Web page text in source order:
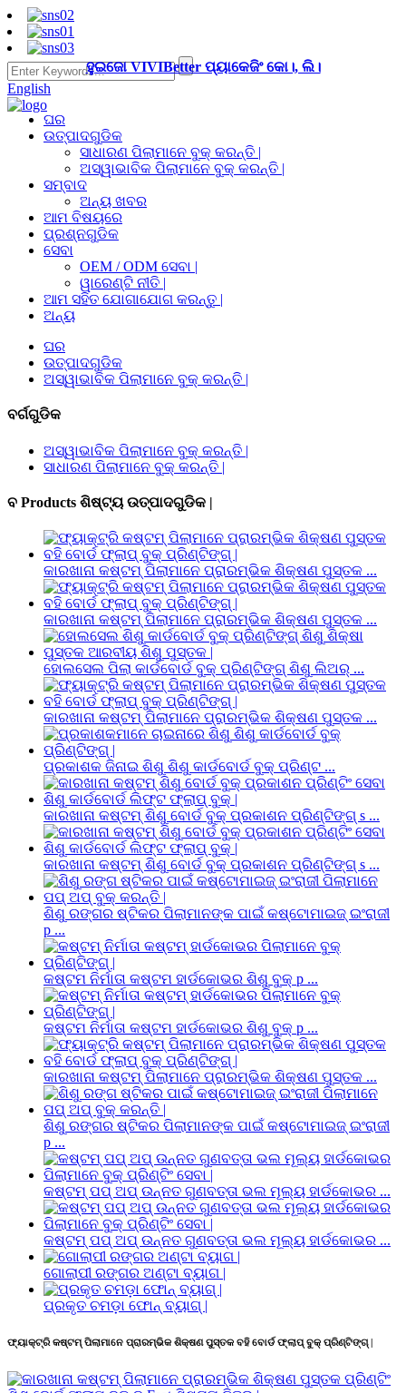
English
ହୁଇଜୋ VIVIBetter ପ୍ୟାକେଜିଂ କୋ।, ଲି।
ଘର
ଉତ୍ପାଦଗୁଡିକ
ସାଧାରଣ ପିଲାମାନେ ବୁକ୍ କରନ୍ତି |
ଅସ୍ୱାଭାବିକ ପିଲାମାନେ ବୁକ୍ କରନ୍ତି |
ସମ୍ବାଦ
ଅନ୍ୟ ଖବର
ଆମ ବିଷୟରେ
ପ୍ରଶ୍ନଗୁଡିକ
ସେବା
OEM / ODM ସେବା |
ୱାରେଣ୍ଟି ନୀତି |
ଆମ ସହିତ ଯୋଗାଯୋଗ କରନ୍ତୁ |
ଅନ୍ୟ
ଘର
ଉତ୍ପାଦଗୁଡିକ
ଅସ୍ୱାଭାବିକ ପିଲାମାନେ ବୁକ୍ କରନ୍ତି |
ବର୍ଗଗୁଡିକ
ଅସ୍ୱାଭାବିକ ପିଲାମାନେ ବୁକ୍ କରନ୍ତି |
ସାଧାରଣ ପିଲାମାନେ ବୁକ୍ କରନ୍ତି |
ବ Products ଶିଷ୍ଟ୍ୟ ଉତ୍ପାଦଗୁଡିକ |
କାରଖାନା କଷ୍ଟମ୍ ପିଲାମାନେ ପ୍ରାରମ୍ଭିକ ଶିକ୍ଷଣ ପୁସ୍ତକ ...
କାରଖାନା କଷ୍ଟମ୍ ପିଲାମାନେ ପ୍ରାରମ୍ଭିକ ଶିକ୍ଷଣ ପୁସ୍ତକ ...
ହୋଲସେଲ ପିଲା କାର୍ଡବୋର୍ଡ ବୁକ୍ ପ୍ରିଣ୍ଟିଙ୍ଗ୍ ଶିଶୁ ଲିଅର୍ ...
କାରଖାନା କଷ୍ଟମ୍ ପିଲାମାନେ ପ୍ରାରମ୍ଭିକ ଶିକ୍ଷଣ ପୁସ୍ତକ ...
ପ୍ରକାଶକ ଜିନାଇ ଶିଶୁ ଶିଶୁ କାର୍ଡବୋର୍ଡ ବୁକ୍ ପ୍ରିଣ୍ଟ ...
କାରଖାନା କଷ୍ଟମ୍ ଶିଶୁ ବୋର୍ଡ ବୁକ୍ ପ୍ରକାଶନ ପ୍ରିଣ୍ଟିଙ୍ଗ୍ s ...
କାରଖାନା କଷ୍ଟମ୍ ଶିଶୁ ବୋର୍ଡ ବୁକ୍ ପ୍ରକାଶନ ପ୍ରିଣ୍ଟିଙ୍ଗ୍ s ...
ଶିଶୁ ରଙ୍ଗର ଷ୍ଟିକର ପିଲାମାନଙ୍କ ପାଇଁ କଷ୍ଟୋମାଇଜ୍ ଇଂରାଜୀ
p ...
କଷ୍ଟମ ନିର୍ମାତା କଷ୍ଟମ ହାର୍ଡକୋଭର ଶିଶୁ ବୁକ୍ p ...
କଷ୍ଟମ ନିର୍ମାତା କଷ୍ଟମ ହାର୍ଡକୋଭର ଶିଶୁ ବୁକ୍ p ...
କାରଖାନା କଷ୍ଟମ୍ ପିଲାମାନେ ପ୍ରାରମ୍ଭିକ ଶିକ୍ଷଣ ପୁସ୍ତକ ...
ଶିଶୁ ରଙ୍ଗର ଷ୍ଟିକର ପିଲାମାନଙ୍କ ପାଇଁ କଷ୍ଟୋମାଇଜ୍ ଇଂରାଜୀ
p ...
କଷ୍ଟମ୍ ପପ୍ ଅପ୍ ଉନ୍ନତ ଗୁଣବତ୍ତା ଭଲ ମୂଲ୍ୟ ହାର୍ଡକୋଭର ...
କଷ୍ଟମ୍ ପପ୍ ଅପ୍ ଉନ୍ନତ ଗୁଣବତ୍ତା ଭଲ ମୂଲ୍ୟ ହାର୍ଡକୋଭର ...
ଗୋଲାପୀ ରଙ୍ଗର ଅଣ୍ଟା ବ୍ୟାଗ |
ପ୍ରକୃତ ଚମଡ଼ା ଫୋନ୍ ବ୍ୟାଗ୍ |
ଫ୍ୟାକ୍ଟ୍ରି କଷ୍ଟମ୍ ପିଲାମାନେ ପ୍ରାରମ୍ଭିକ ଶିକ୍ଷଣ ପୁସ୍ତକ ବହି ବୋର୍ଡ ଫ୍ଲାପ୍ ବୁକ୍ ପ୍ରିଣ୍ଟିଙ୍ଗ୍ |